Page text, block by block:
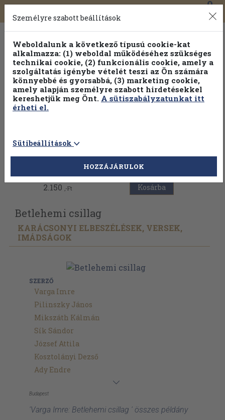
Toggle
navigation
0
Válogasson több mint 1.000.000 kiadványunk közül
100% kedvezménnyel!
Vissza az előző oldalra
2.150 ,-Ft Kosárba
Betlehemi csillag
KARÁCSONYI ELBESZÉLÉSEK, VERSEK,
IMÁDSÁGOK
SZERZŐ
Varga Imre
Pilinszky János
Mikszáth Kálmán
Sík Sándor
József Attila
Kosztolányi Dezső
Ady Endre
Budapest
'Varga Imre: Betlehemi csillag ' összes példány
Személyre szabott beállítások
Weboldalunk a következő típusú cookie-kat
alkalmazza: (1) weboldal működéséhez szükséges
technikai cookie, (2) funkcionális cookie, amely a
szolgáltatás igénybe vételét teszi az Ön számára
könnyebbé és gyorsabbá, (3) marketing cookie,
amely alapján személyre szabott hirdetésekkel
kereshetjük meg Önt. A sütiszabályzatunkat itt
érheti el.
Sütibeállítások
HOZZÁJÁRULOK